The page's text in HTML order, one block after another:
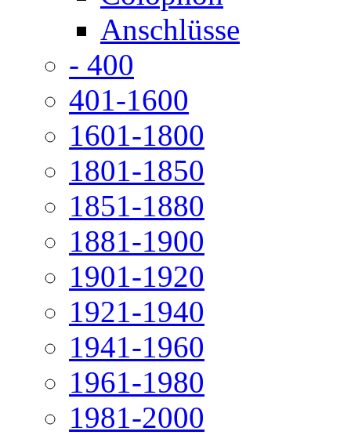
Anschlüsse
- 400
401-1600
1601-1800
1801-1850
1851-1880
1881-1900
1901-1920
1921-1940
1941-1960
1961-1980
1981-2000